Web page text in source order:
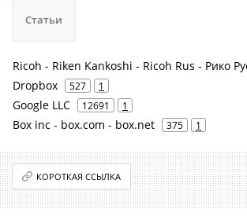
Статьи
Ricoh - Riken Kankoshi - Ricoh Rus - Рико
Dropbox 527 1
Google LLC 12691 1
Box inc - box.com - box.net 375 1
КОРОТКАЯ ССЫЛКА